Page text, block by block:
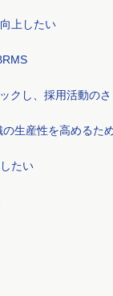
上したい
クし、採用活動の
生産性を高めるた
たい